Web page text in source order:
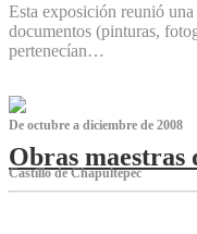
Esta exposición reunió
documentos (pinturas,
pertenecían…
De octubre a diciembre de 2008
Obras maestras
Castillo de Chapultepec